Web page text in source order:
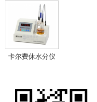
卡尔费休水分仪